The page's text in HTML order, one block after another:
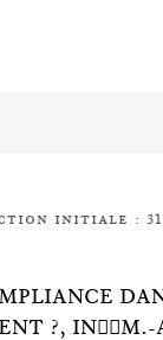
initiale : 31
?, IN🕴🏿M.-